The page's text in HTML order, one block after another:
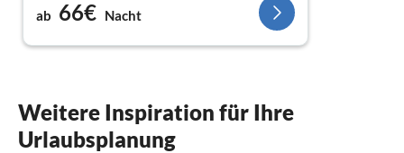
ab 66€ Nacht
Weitere Inspiration für Ihre
Urlaubsplanung